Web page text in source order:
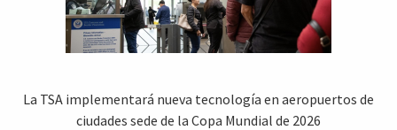
La TSA implementará nueva tecnología en aeropuertos de
ciudades sede de la Copa Mundial de 2026